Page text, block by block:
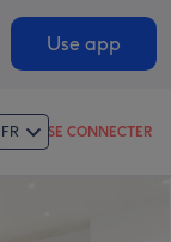
Use app
FR SE CONNECTER